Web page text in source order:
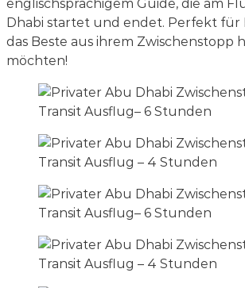
englischsprachigem Guide, die am
Dhabi startet und endet. Perfekt für
das Beste aus ihrem Zwischenstopp
möchten!